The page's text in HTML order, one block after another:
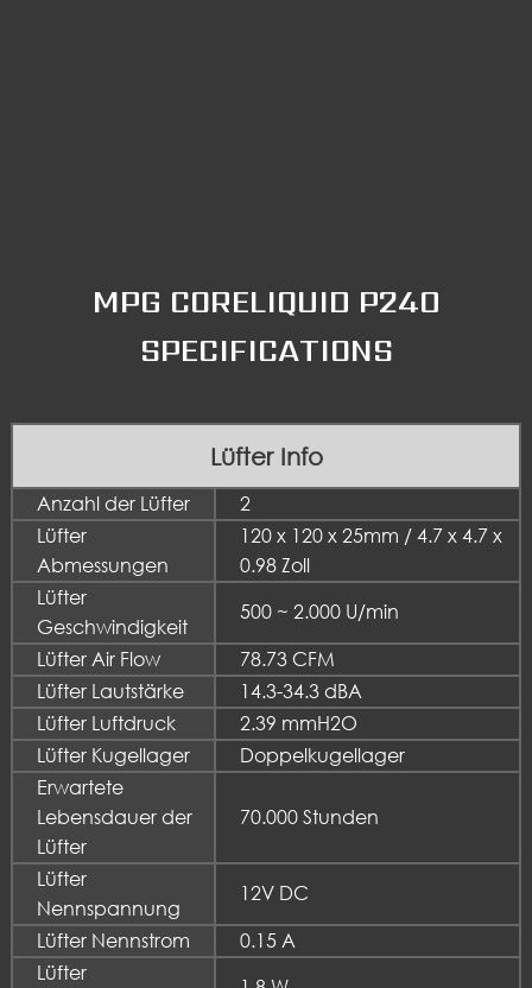
MPG CORELIQUID P240
SPECIFICATIONS
Lüfter Info
Anzahl der Lüfter
2
Lüfter
Abmessungen
120 x 120 x 25mm / 4.7 x 4.7 x
0.98 Zoll
Lüfter
Geschwindigkeit
500 ~ 2.000 U/min
Lüfter Air Flow
78.73 CFM
Lüfter Lautstärke
14.3-34.3 dBA
Lüfter Luftdruck
2.39 mmH2O
Lüfter Kugellager
Doppelkugellager
Erwartete
Lebensdauer der
Lüfter
70.000 Stunden
Lüfter
Nennspannung
12V DC
Lüfter Nennstrom
0.15 A
Lüfter